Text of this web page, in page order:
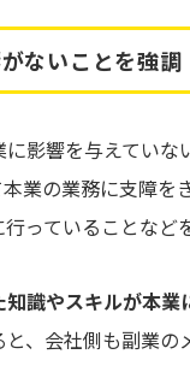
ないことを強調
影響を与えていな
業の業務に支障を
っていることなど
知識やスキルが本業
、会社側も副業の